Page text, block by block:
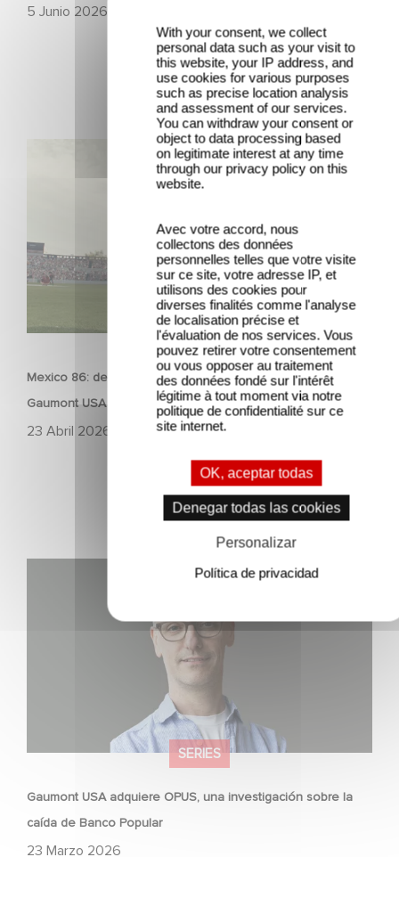
5 Junio 2026
PELÍCULAS
Mexico 86: descubre el tráiler de la nueva producción de
Gaumont USA
23 Abril 2026
Mexico 86: descubre el tráiler de la nueva producción de
SERIES
Gaumont USA adquiere OPUS, una investigación sobre la
caída de Banco Popular
23 Marzo 2026
Gaumont USA adquiere OPUS, una investigación sobre
With your consent, we collect
personal data such as your visit to
this website, your IP address, and
use cookies for various purposes
such as precise location analysis
and assessment of our services.
You can withdraw your consent or
object to data processing based
on legitimate interest at any time
through our privacy policy on this
website.
Avec votre accord, nous
collectons des données
personnelles telles que votre visite
sur ce site, votre adresse IP, et
utilisons des cookies pour
diverses finalités comme l'analyse
de localisation précise et
l'évaluation de nos services. Vous
pouvez retirer votre consentement
ou vous opposer au traitement
des données fondé sur l'intérêt
légitime à tout moment via notre
politique de confidentialité sur ce
site internet.
OK, aceptar todas
Denegar todas las cookies
Personalizar
Política de privacidad